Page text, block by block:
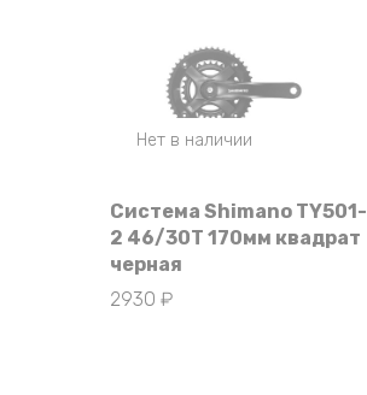
Нет в наличии
Система Shimano TY501-
2 46/30T 170мм квадрат
черная
2930 ₽